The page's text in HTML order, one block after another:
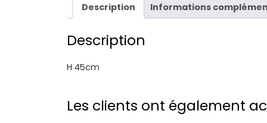
Description Informations
Description
H 45cm
Les clients ont également